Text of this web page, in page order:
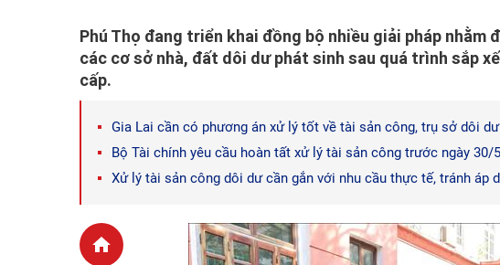
Phú Thọ đang triển khai đồng bộ nhiều giải pháp nhằm
các cơ sở nhà, đất dôi dư phát sinh sau quá trình sắp
cấp.
Gia Lai cần có phương án xử lý tốt về tài sản công, trụ sở dôi dư
Bộ Tài chính yêu cầu hoàn tất xử lý tài sản công trước ngày 30/5
Xử lý tài sản công dôi dư cần gắn với nhu cầu thực tế, tránh áp